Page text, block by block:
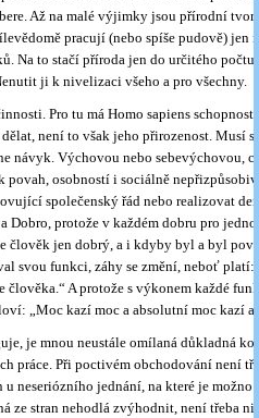
Až na malé výjimky jsou přírodní
pracují (nebo spíše pudově) jen
Na to stačí příroda jen do určitého
ji k nivelizaci všeho a pro všechny.
Pro tu má Homo sapiens
není to však jeho přirozenost. Musí
návyk. Výchovou nebo sebevýchovou,
osobností i sociálně
společenský řád nebo realizovat
Dobro, protože v každém dobru pro
člověk jen dobrý, a i kdyby byl a byl
svou funkci, záhy se změní, neboť platí:
A protože s výkonem každé
„Moc kazí moc a absolutní moc kazí
je mnou neustále omílaná důkladná
práce. Při poctivém obchodování není
neseriózního jednání, na které je možno
ze stran nehodlá zvýhodnit, není třeba